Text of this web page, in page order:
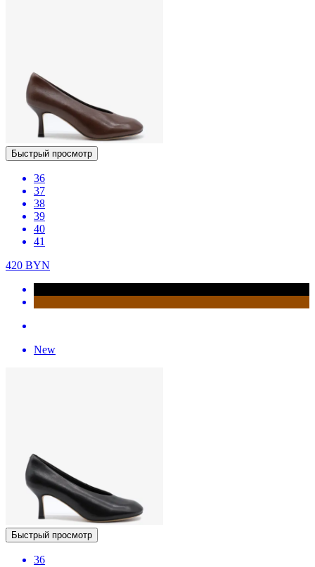
Быстрый просмотр
36
37
38
39
40
41
420 BYN
New
Быстрый просмотр
36